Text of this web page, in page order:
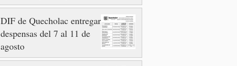
DIF de Quecholac entregará
despensas del 7 al 11 de
agosto